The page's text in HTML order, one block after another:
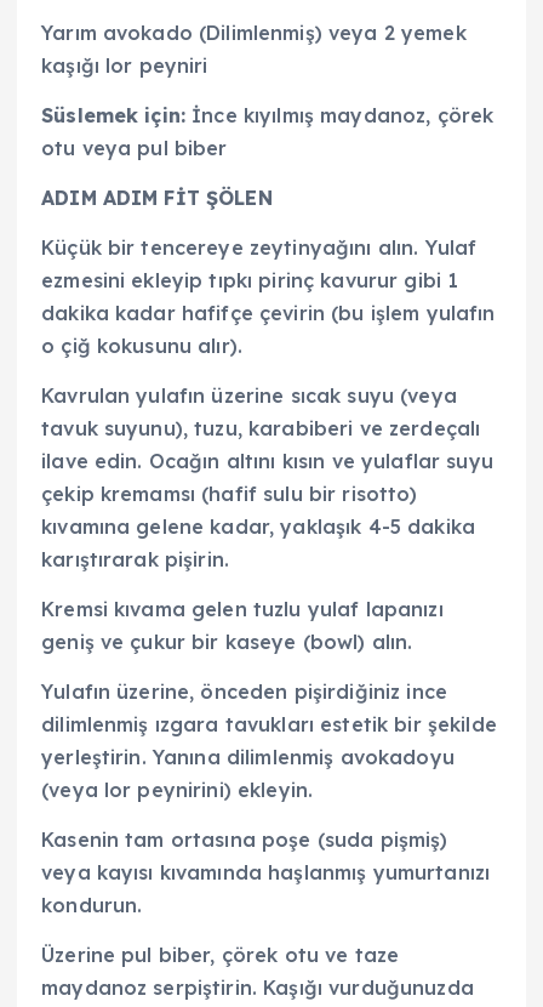
Yarım avokado (Dilimlenmiş) veya 2 yemek
kaşığı lor peyniri
Süslemek için: İnce kıyılmış maydanoz, çörek
otu veya pul biber
ADIM ADIM FİT ŞÖLEN
Küçük bir tencereye zeytinyağını alın. Yulaf
ezmesini ekleyip tıpkı pirinç kavurur gibi 1
dakika kadar hafifçe çevirin (bu işlem yulafın
o çiğ kokusunu alır).
Kavrulan yulafın üzerine sıcak suyu (veya
tavuk suyunu), tuzu, karabiberi ve zerdeçalı
ilave edin. Ocağın altını kısın ve yulaflar suyu
çekip kremamsı (hafif sulu bir risotto)
kıvamına gelene kadar, yaklaşık 4-5 dakika
karıştırarak pişirin.
Kremsi kıvama gelen tuzlu yulaf lapanızı
geniş ve çukur bir kaseye (bowl) alın.
Yulafın üzerine, önceden pişirdiğiniz ince
dilimlenmiş ızgara tavukları estetik bir şekilde
yerleştirin. Yanına dilimlenmiş avokadoyu
(veya lor peynirini) ekleyin.
Kasenin tam ortasına poşe (suda pişmiş)
veya kayısı kıvamında haşlanmış yumurtanızı
kondurun.
Üzerine pul biber, çörek otu ve taze
maydanoz serpiştirin. Kaşığı vurduğunuzda